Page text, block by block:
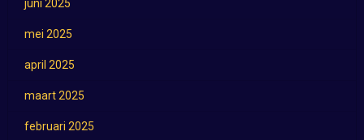
juni 2025
mei 2025
april 2025
maart 2025
februari 2025